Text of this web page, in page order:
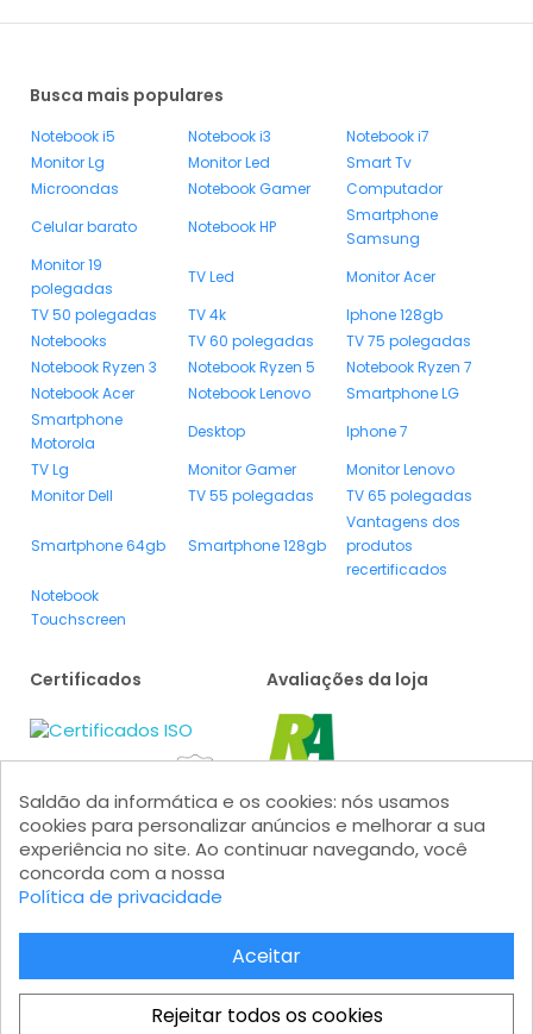
Busca mais populares
Notebook i5 Notebook i3
Notebook i7
Monitor Lg
Monitor Led
Smart Tv
Microondas
Notebook Gamer
Computador
Celular barato
Notebook HP
Smartphone
Samsung
Monitor 19
polegadas
TV Led
Monitor Acer
TV 50 polegadas
TV 4k
Iphone 128gb
Notebooks
TV 60 polegadas
TV 75 polegadas
Notebook Ryzen 3
Notebook Ryzen 5
Notebook Ryzen 7
Notebook Acer
Notebook Lenovo
Smartphone LG
Smartphone
Motorola
Desktop
Iphone 7
TV Lg
Monitor Gamer
Monitor Lenovo
Monitor Dell
TV 55 polegadas TV 65 polegadas
Smartphone 64gb Smartphone 128gb
Vantagens dos
produtos
recertificados
Notebook
Touchscreen
Certificados Avaliações da loja
Formas de pagamento
Saldão da informática e os cookies: nós usamos
cookies para personalizar anúncios e melhorar a sua
experiência no site. Ao continuar navegando, você
concorda com a nossa
Política de privacidade
Aceitar
Rejeitar todos os cookies